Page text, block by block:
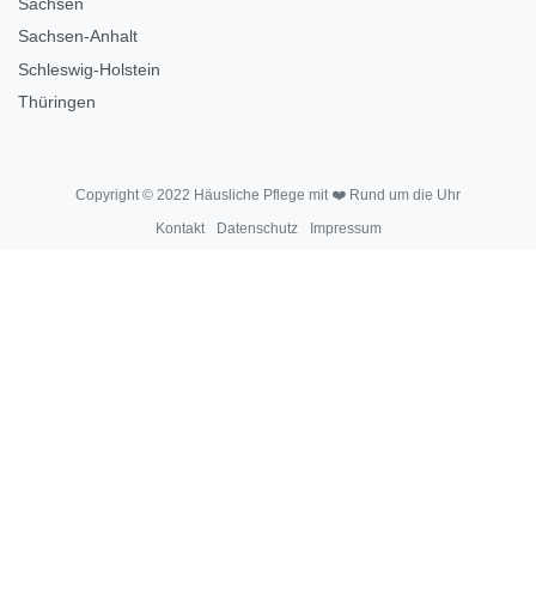
Sachsen-Anhalt
Schleswig-Holstein
Thüringen
Copyright © 2022 Häusliche Pflege mit ❤️ Rund um die Uhr
Kontakt
Datenschutz Impressum